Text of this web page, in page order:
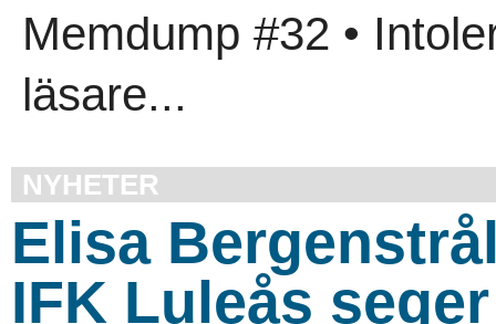
Memdump #32 •
läsare...
NYHETER
Elisa
IFK Luleås seger